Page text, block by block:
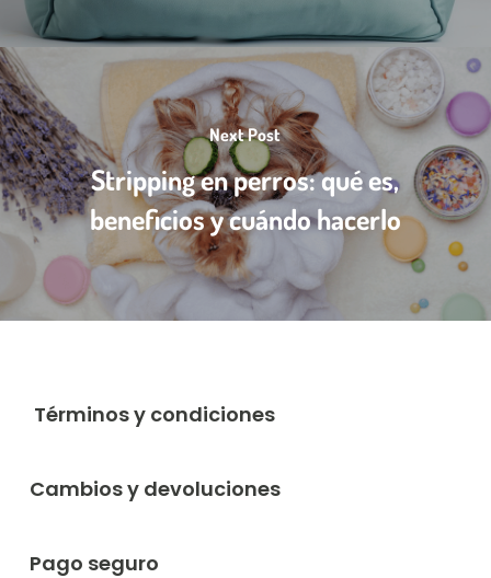
Next Post
Stripping en perros: qué es,
beneficios y cuándo hacerlo
Términos y condiciones
Cambios y devoluciones
Pago seguro